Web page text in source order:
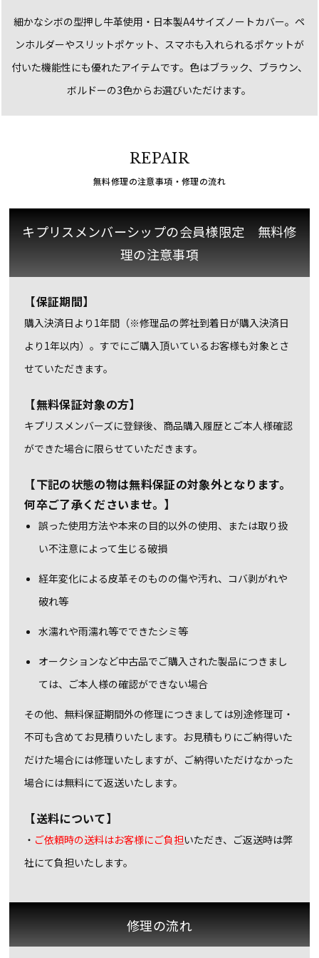
細かなシボの型押し牛革使用・日本製A4サイズノートカバー。 ペ
ンホルダーやスリットポケット、スマホも入れられるポケットが
付いた機能性にも優れたアイテムです。色はブラック、ブラウン、
ボルドーの3色からお選びいただけます。
REPAIR
無料修理の注意事項・修理の流れ
キプリスメンバーシップの会員様限定 無料修
理の注意事項
【保証期間】
購入決済日より1年間（※修理品の弊社到着日が購入決済日
より1年以内）。すでにご購入頂いているお客様も対象とさ
せていただきます。
【無料保証対象の方】
キプリスメンバーズに登録後、商品購入履歴とご本人様確認
ができた場合に限らせていただきます。
【下記の状態の物は無料保証の対象外となります。
何卒ご了承くださいませ。】
誤った使用方法や本来の目的以外の使用、または取り扱
い不注意によって生じる破損
経年変化による皮革そのものの傷や汚れ、コバ剥がれや
破れ等
水濡れや雨濡れ等でできたシミ等
オークションなど中古品でご購入された製品につきまし
ては、ご本人様の確認ができない場合
その他、無料保証期間外の修理につきましては別途修理可・
不可も含めてお見積りいたします。 お見積もりにご納得いた
だけた場合には修理いたしますが、ご納得いただけなかった
場合には無料にて返送いたします。
【送料について】
・ ご依頼時の送料はお客様にご負担いただき、ご返送時は弊
社にて負担いたします。
修理の流れ